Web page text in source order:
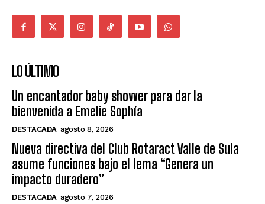
LO ÚLTIMO
Un encantador baby shower para dar la
bienvenida a Emelie Sophía
DESTACADA agosto 8, 2026
Nueva directiva del Club Rotaract Valle de Sula
asume funciones bajo el lema “Genera un
impacto duradero”
DESTACADA agosto 7, 2026